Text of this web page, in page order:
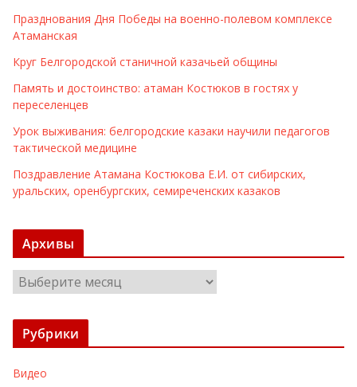
Празднования Дня Победы на военно-полевом комплексе
Атаманская
Круг Белгородской станичной казачьей общины
Память и достоинство: атаман Костюков в гостях у
переселенцев
Урок выживания: белгородские казаки научили педагогов
тактической медицине
Поздравление Атамана Костюкова Е.И. от сибирских,
уральских, оренбургских, семиреченских казаков
Архивы
р
х
ы
Рубрики
Видео